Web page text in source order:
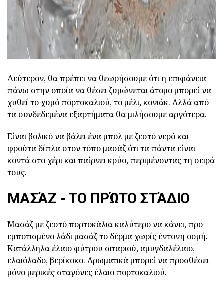
Δεύτερον, θα πρέπει να θεωρήσουμε ότι η επιφάνεια
πάνω στην οποία να θέσει ζυμώνεται άτομο μπορεί να
χυθεί το χυμό πορτοκαλιού, το μέλι, κονιάκ. Αλλά από
τα συνδεδεμένα εξαρτήματα θα μιλήσουμε αργότερα.
Είναι βολικό να βάλει ένα μπολ με ζεστό νερό και
φρούτα δίπλα στον τόπο μασάζ ότι τα πάντα είναι
κοντά στο χέρι και παίρνει κρύο, περιμένοντας τη σειρά
τους.
ΜΑΣΆΖ - ΤΟ ΠΡΏΤΟ ΣΤΆΔΙΟ
Μασάζ με ζεστό πορτοκάλια καλύτερο να κάνει, προ-
εμποτισμένο λάδι μασάζ το δέρμα χωρίς έντονη οσμή.
Κατάλληλα έλαιο φύτρου σιταριού, αμυγδαλέλαιο,
ελαιόλαδο, βερίκοκο. Αρωματικά μπορεί να προσθέσει
μόνο μερικές σταγόνες έλαιο πορτοκαλιού.